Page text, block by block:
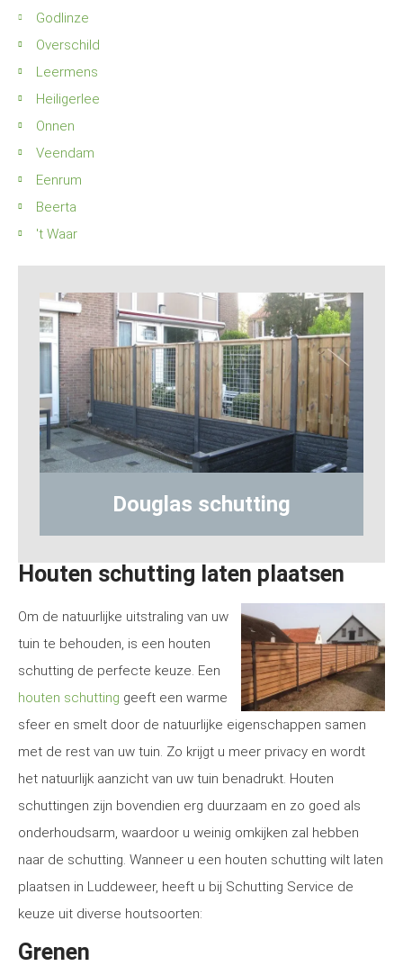
Godlinze
Overschild
Leermens
Heiligerlee
Onnen
Veendam
Eenrum
Beerta
't Waar
Hout-betonschutting
Houten schutting laten plaatsen
Om de natuurlijke uitstraling van uw
tuin te behouden, is een houten
schutting de perfecte keuze. Een
houten schutting geeft een warme
sfeer en smelt door de natuurlijke eigenschappen samen
met de rest van uw tuin. Zo krijgt u meer privacy en wordt
het natuurlijk aanzicht van uw tuin benadrukt. Houten
schuttingen zijn bovendien erg duurzaam en zo goed als
onderhoudsarm, waardoor u weinig omkijken zal hebben
naar de schutting. Wanneer u een houten schutting wilt laten
plaatsen in Luddeweer, heeft u bij Schutting Service de
keuze uit diverse houtsoorten:
Grenen